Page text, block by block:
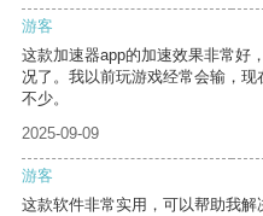
游客
这款加速器app的加速效果非常好
况了。我以前玩游戏经常会输，
不少。
2025-09-09
游客
这款软件非常实用，可以帮助我